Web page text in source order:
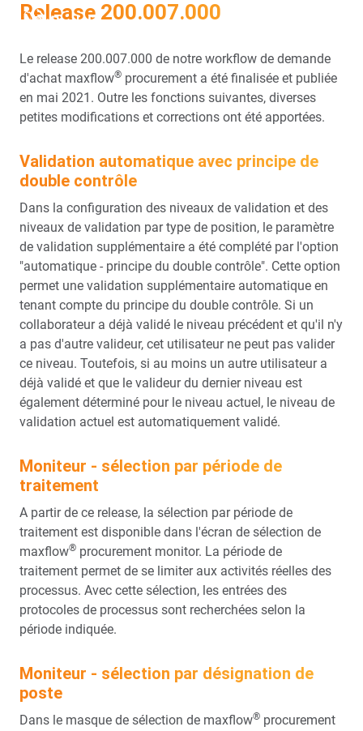
Release 200.007.000
Le release 200.007.000 de notre workflow de demande
d'achat maxflow® procurement a été finalisée et publiée
en mai 2021. Outre les fonctions suivantes, diverses
petites modifications et corrections ont été apportées.
Validation automatique avec principe de
double contrôle
Dans la configuration des niveaux de validation et des
niveaux de validation par type de position, le paramètre
de validation supplémentaire a été complété par l'option
"automatique - principe du double contrôle". Cette option
permet une validation supplémentaire automatique en
tenant compte du principe du double contrôle. Si un
collaborateur a déjà validé le niveau précédent et qu'il n'y
a pas d'autre valideur, cet utilisateur ne peut pas valider
ce niveau. Toutefois, si au moins un autre utilisateur a
déjà validé et que le valideur du dernier niveau est
également déterminé pour le niveau actuel, le niveau de
validation actuel est automatiquement validé.
Moniteur - sélection par période de
traitement
A partir de ce release, la sélection par période de
traitement est disponible dans l'écran de sélection de
maxflow® procurement monitor. La période de
traitement permet de se limiter aux activités réelles des
processus. Avec cette sélection, les entrées des
protocoles de processus sont recherchées selon la
période indiquée.
Moniteur - sélection par désignation de
poste
Dans le masque de sélection de maxflow® procurement